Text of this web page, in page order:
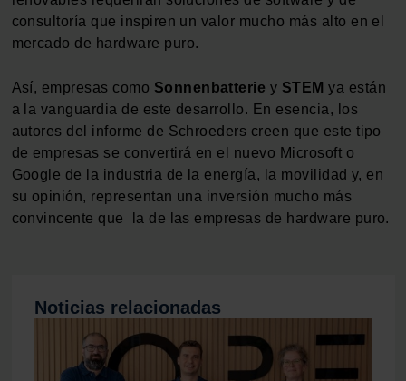
consultoría que inspiren un valor mucho más alto en el
mercado de hardware puro.
Así, empresas como Sonnenbatterie y STEM ya están
a la vanguardia de este desarrollo. En esencia, los
autores del informe de Schroeders creen que este tipo
de empresas se convertirá en el nuevo Microsoft o
Google de la industria de la energía, la movilidad y, en
su opinión, representan una inversión mucho más
convincente que la de las empresas de hardware puro.
Noticias relacionadas